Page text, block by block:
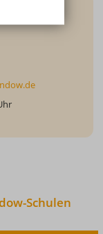
Schulen